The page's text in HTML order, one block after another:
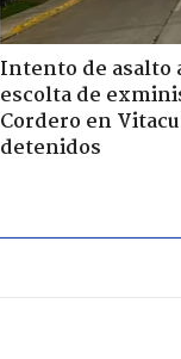
Intento de asalto
escolta de
Cordero en
detenidos